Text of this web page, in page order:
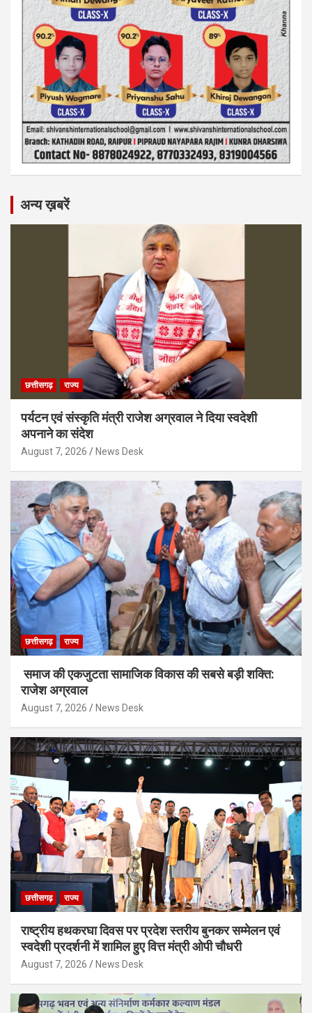
अन्य ख़बरें
छत्तीसगढ़ राज्य
पर्यटन एवं संस्कृति मंत्री राजेश अग्रवाल ने दिया स्वदेशी
अपनाने का संदेश
August 7, 2026 News Desk
छत्तीसगढ़ राज्य
समाज की एकजुटता सामाजिक विकास की सबसे बड़ी शक्ति:
राजेश अग्रवाल
August 7, 2026 News Desk
छत्तीसगढ़ राज्य
राष्ट्रीय हथकरघा दिवस पर प्रदेश स्तरीय बुनकर सम्मेलन एवं
स्वदेशी प्रदर्शनी में शामिल हुए वित्त मंत्री ओपी चौधरी
August 7, 2026 News Desk